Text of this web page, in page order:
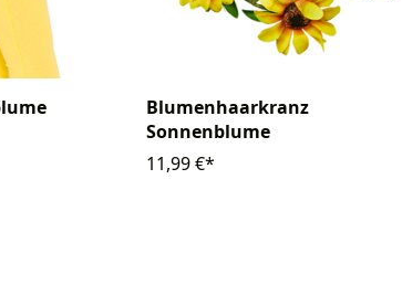
Blumenhaarkranz
Sonnenblume
11,99 €*